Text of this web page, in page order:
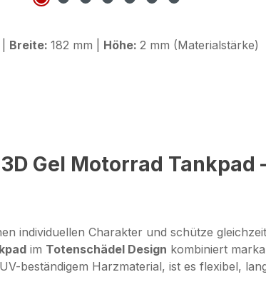
Breite: 182 mm | Höhe: 2 mm (Materialstärke)
Gel Motorrad Tankpad
individuellen Charakter und schütze
im Totenschädel Design kombiniert
beständigem Harzmaterial, ist es flexibel,